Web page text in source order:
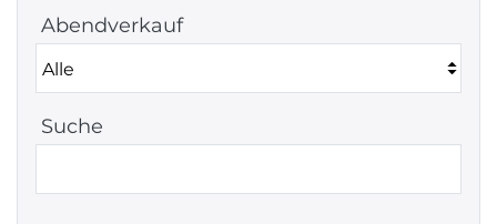
Abendverkauf
Suche